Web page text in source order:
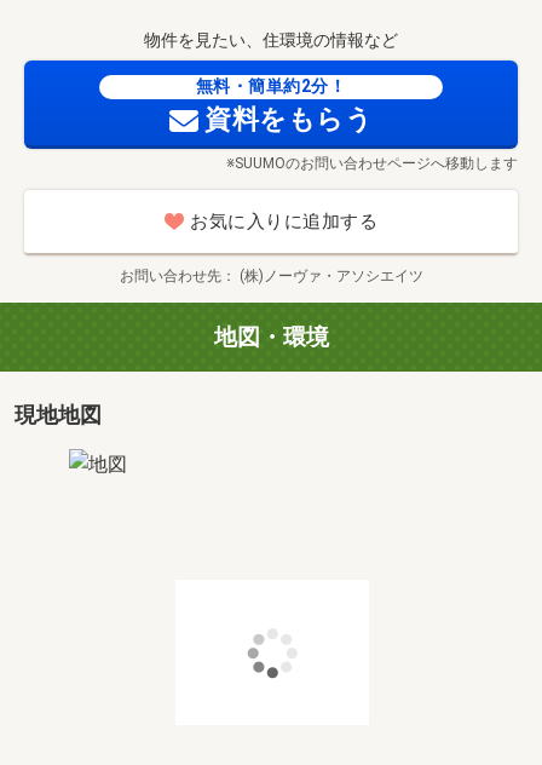
物件を見たい、住環境の情報など
無料・簡単約2分！
資料をもらう
※SUUMOのお問い合わせページへ移動します
お気に入りに追加する
お問い合わせ先 (株)ノーヴァ・アソシエイツ
地図・環境
現地地図